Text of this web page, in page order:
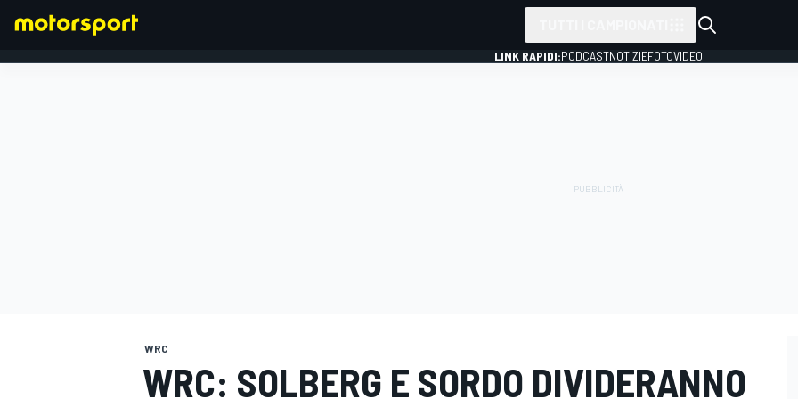
LINK RAPIDI:PODCASTNOTIZIEFOTOVIDEO
WRC
WRC: SOLBERG E SORDO DIVIDERANNO